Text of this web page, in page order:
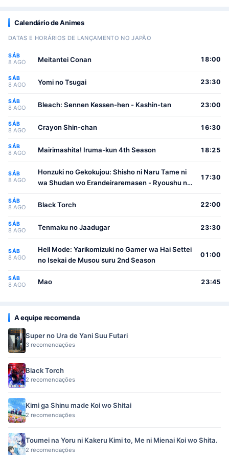
Calendário de Animes
DATAS E HORÁRIOS DE LANÇAMENTO NO JAPÃO
SÁB
8 AGO Meitantei Conan 18:00
SÁB
8 AGO Yomi no Tsugai 23:30
SÁB
8 AGO Bleach: Sennen Kessen-hen - Kashin-tan 23:00
SÁB
8 AGO Crayon Shin-chan 16:30
SÁB
8 AGO Mairimashita! Iruma-kun 4th Season 18:25
SÁB
8 AGO
Honzuki no Gekokujou: Shisho ni Naru Tame ni
wa Shudan wo Erandeiraremasen - Ryoushu no
17:30
SÁB
8 AGO Black Torch 22:00
SÁB
8 AGO Tenmaku no Jaadugar 23:30
SÁB
8 AGO
Hell Mode: Yarikomizuki no Gamer wa Hai Settei
no Isekai de Musou suru 2nd Season
01:00
SÁB
8 AGO Mao 23:45
A equipe recomenda
Super no Ura de Yani Suu Futari
3 recomendações
Black Torch
2 recomendações
Kimi ga Shinu made Koi wo Shitai
2 recomendações
Toumei na Yoru ni Kakeru Kimi to, Me ni Mienai Koi wo Shita.
2 recomendações